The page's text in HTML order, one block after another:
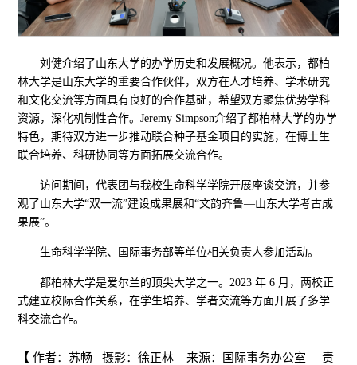
刘健介绍了山东大学的办学历史和发展概况。他表示，都柏
林大学是山东大学的重要合作伙伴，双方在人才培养、学术研究
和文化交流等方面具有良好的合作基础，希望双方聚焦优势学科
资源，深化机制性合作。Jeremy Simpson介绍了都柏林大学的办学
特色，期待双方进一步推动联合种子基金项目的实施，在博士生
联合培养、科研协同等方面拓展交流合作。
访问期间，代表团与我校生命科学学院开展座谈交流，并参
观了山东大学“双一流”建设成果展和“文韵齐鲁—山东大学考古成
果展”。
生命科学学院、国际事务部等单位相关负责人参加活动。
都柏林大学是爱尔兰的顶尖大学之一。2023 年 6 月，两校正
式建立校际合作关系，在学生培养、学者交流等方面开展了多学
科交流合作。
【 作者：苏畅 摄影：徐正林 来源：国际事务办公室 责